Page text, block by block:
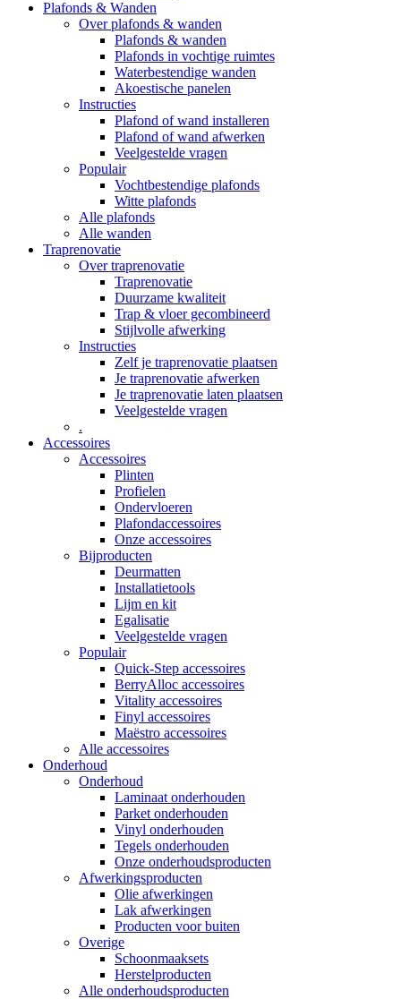
Plafonds & Wanden
Over plafonds & wanden
Plafonds & wanden
Plafonds in vochtige ruimtes
Waterbestendige wanden
Akoestische panelen
Instructies
Plafond of wand installeren
Plafond of wand afwerken
Veelgestelde vragen
Populair
Vochtbestendige plafonds
Witte plafonds
Alle plafonds
Alle wanden
Traprenovatie
Over traprenovatie
Traprenovatie
Duurzame kwaliteit
Trap & vloer gecombineerd
Stijlvolle afwerking
Instructies
Zelf je traprenovatie plaatsen
Je traprenovatie afwerken
Je traprenovatie laten plaatsen
Veelgestelde vragen
.
Accessoires
Accessoires
Plinten
Profielen
Ondervloeren
Plafondaccessoires
Onze accessoires
Bijproducten
Deurmatten
Installatietools
Lijm en kit
Egalisatie
Veelgestelde vragen
Populair
Quick-Step accessoires
BerryAlloc accessoires
Vitality accessoires
Finyl accessoires
Maëstro accessoires
Alle accessoires
Onderhoud
Onderhoud
Laminaat onderhouden
Parket onderhouden
Vinyl onderhouden
Tegels onderhouden
Onze onderhoudsproducten
Afwerkingsproducten
Olie afwerkingen
Lak afwerkingen
Producten voor buiten
Overige
Schoonmaaksets
Herstelproducten
Alle onderhoudsproducten